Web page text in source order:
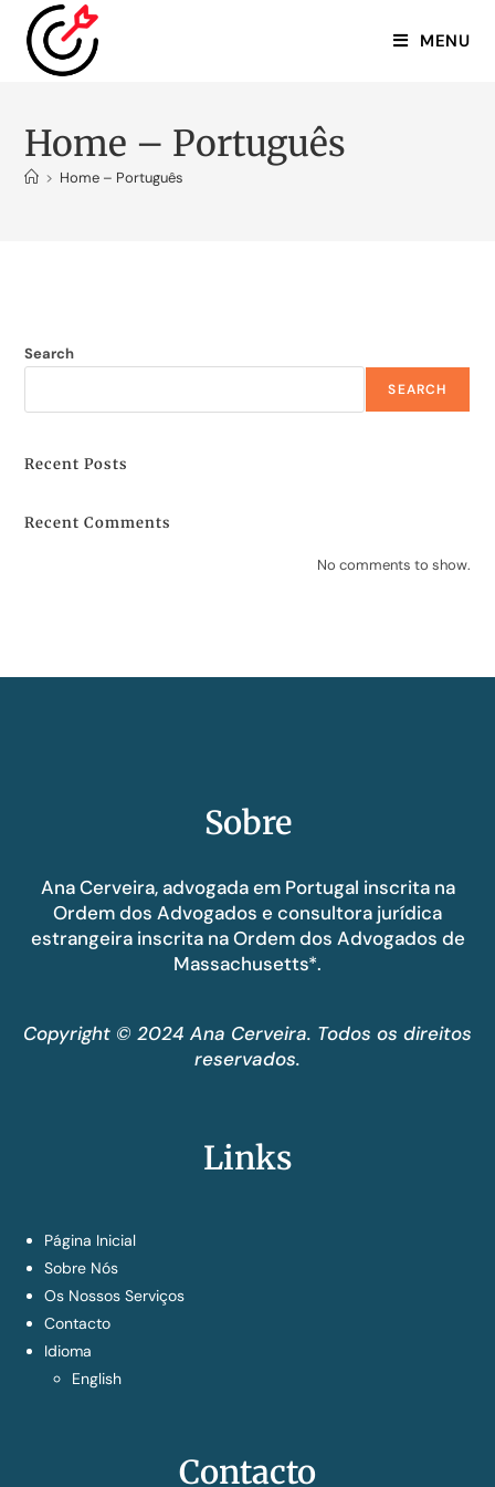
MENU
Home – Português
> Home – Português
Search
SEARCH
Recent Posts
Recent Comments
No comments to show.
Sobre
Ana Cerveira, advogada em Portugal inscrita na
Ordem dos Advogados e consultora jurídica
estrangeira inscrita na Ordem dos Advogados de
Massachusetts*.
Copyright © 2024 Ana Cerveira. Todos os direitos
reservados.
Links
Página Inicial
Sobre Nós
Os Nossos Serviços
Contacto
Idioma
English
Contacto